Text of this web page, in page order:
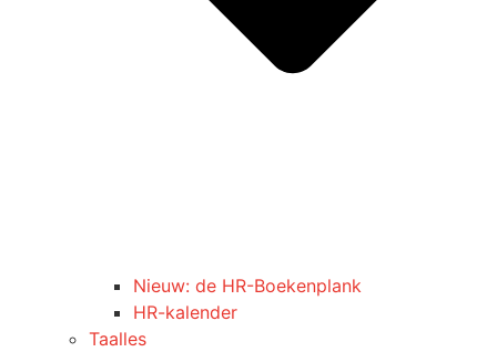
Nieuw: de HR-Boekenplank
HR-kalender
Taalles